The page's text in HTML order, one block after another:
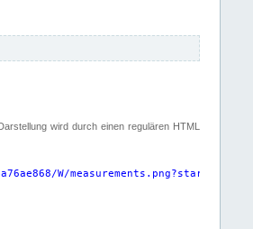
wird durch einen regulären HTML
W/